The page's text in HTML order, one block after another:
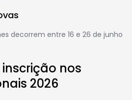
decorrem entre 16 e 26 de junho
nos
2026